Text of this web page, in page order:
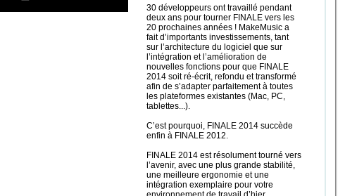
30 développeurs ont travaillé pendant
deux ans pour tourner FINALE vers les
20 prochaines années ! MakeMusic a
fait d’importants investissements, tant
sur l’architecture du logiciel que sur
l’intégration et l’amélioration de
nouvelles fonctions pour que FINALE
2014 soit ré-écrit, refondu et transformé
afin de s’adapter parfaitement à toutes
les plateformes existantes (Mac, PC,
tablettes...).
C’est pourquoi, FINALE 2014 succède
enfin à FINALE 2012.
FINALE 2014 est résolument tourné vers
l’avenir, avec une plus grande stabilité,
une meilleure ergonomie et une
intégration exemplaire pour votre